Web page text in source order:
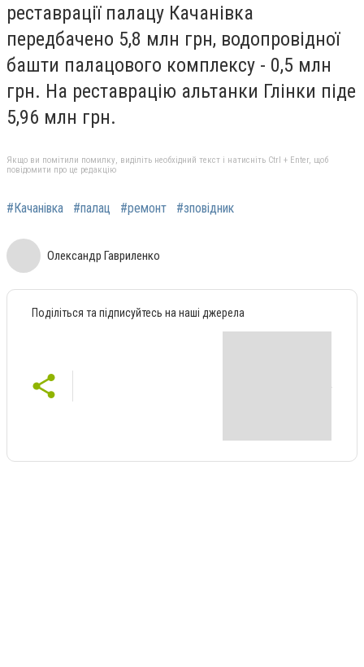
реставрації палацу Качанівка
передбачено 5,8 млн грн, водопровідної
башти палацового комплексу - 0,5 млн
грн. На реставрацію альтанки Глінки піде
5,96 млн грн.
Якщо ви помітили помилку, виділіть необхідний текст і натисніть Ctrl + Enter, щоб
повідомити про це редакцію
#Качанівка #палац #ремонт #зповідник
Олександр Гавриленко
Поділіться та підписуйтесь на наші джерела